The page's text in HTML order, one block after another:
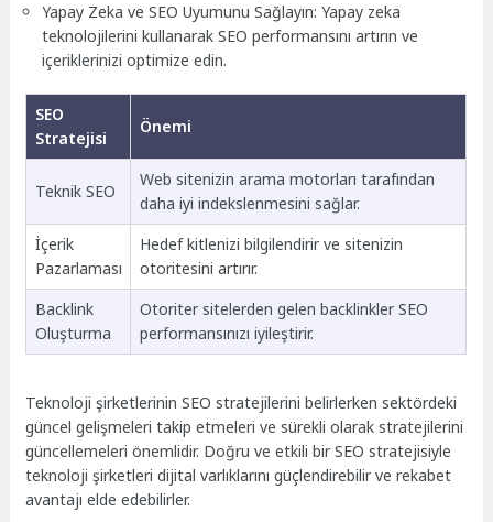
Yapay Zeka ve SEO Uyumunu Sağlayın: Yapay zeka
teknolojilerini kullanarak SEO performansını artırın ve
içeriklerinizi optimize edin.
SEO
Stratejisi
Önemi
Teknik SEO
Web sitenizin arama motorları tarafından
daha iyi indekslenmesini sağlar.
İçerik
Pazarlaması
Hedef kitlenizi bilgilendirir ve sitenizin
otoritesini artırır.
Backlink
Oluşturma
Otoriter sitelerden gelen backlinkler SEO
performansınızı iyileştirir.
Teknoloji şirketlerinin SEO stratejilerini belirlerken sektördeki
güncel gelişmeleri takip etmeleri ve sürekli olarak stratejilerini
güncellemeleri önemlidir. Doğru ve etkili bir SEO stratejisiyle
teknoloji şirketleri dijital varlıklarını güçlendirebilir ve rekabet
avantajı elde edebilirler.